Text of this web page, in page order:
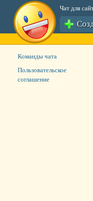
Чат для
Команды чата
Пользовательское
соглашение